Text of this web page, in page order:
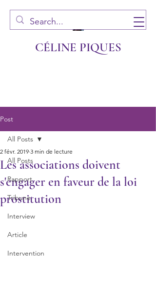
CÉLINE PIQUES
Post
All Posts
Rapport
Tribune
Interview
Article
Intervention
All Posts
Les associations doivent
s'engager en faveur de la loi
prostitution
2 févr. 2019 3 min de lecture